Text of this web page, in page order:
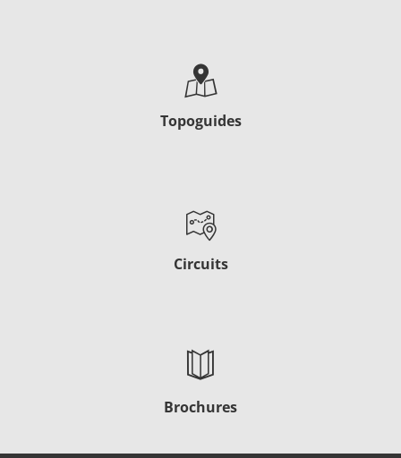
Topoguides
Circuits
Brochures